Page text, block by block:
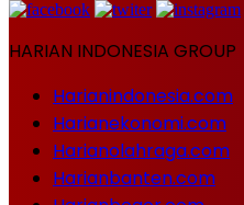
HARIAN INDONESIA GROUP
Harianindonesia.com
Harianekonomi.com
Harianolahraga.com
Harianbanten.com